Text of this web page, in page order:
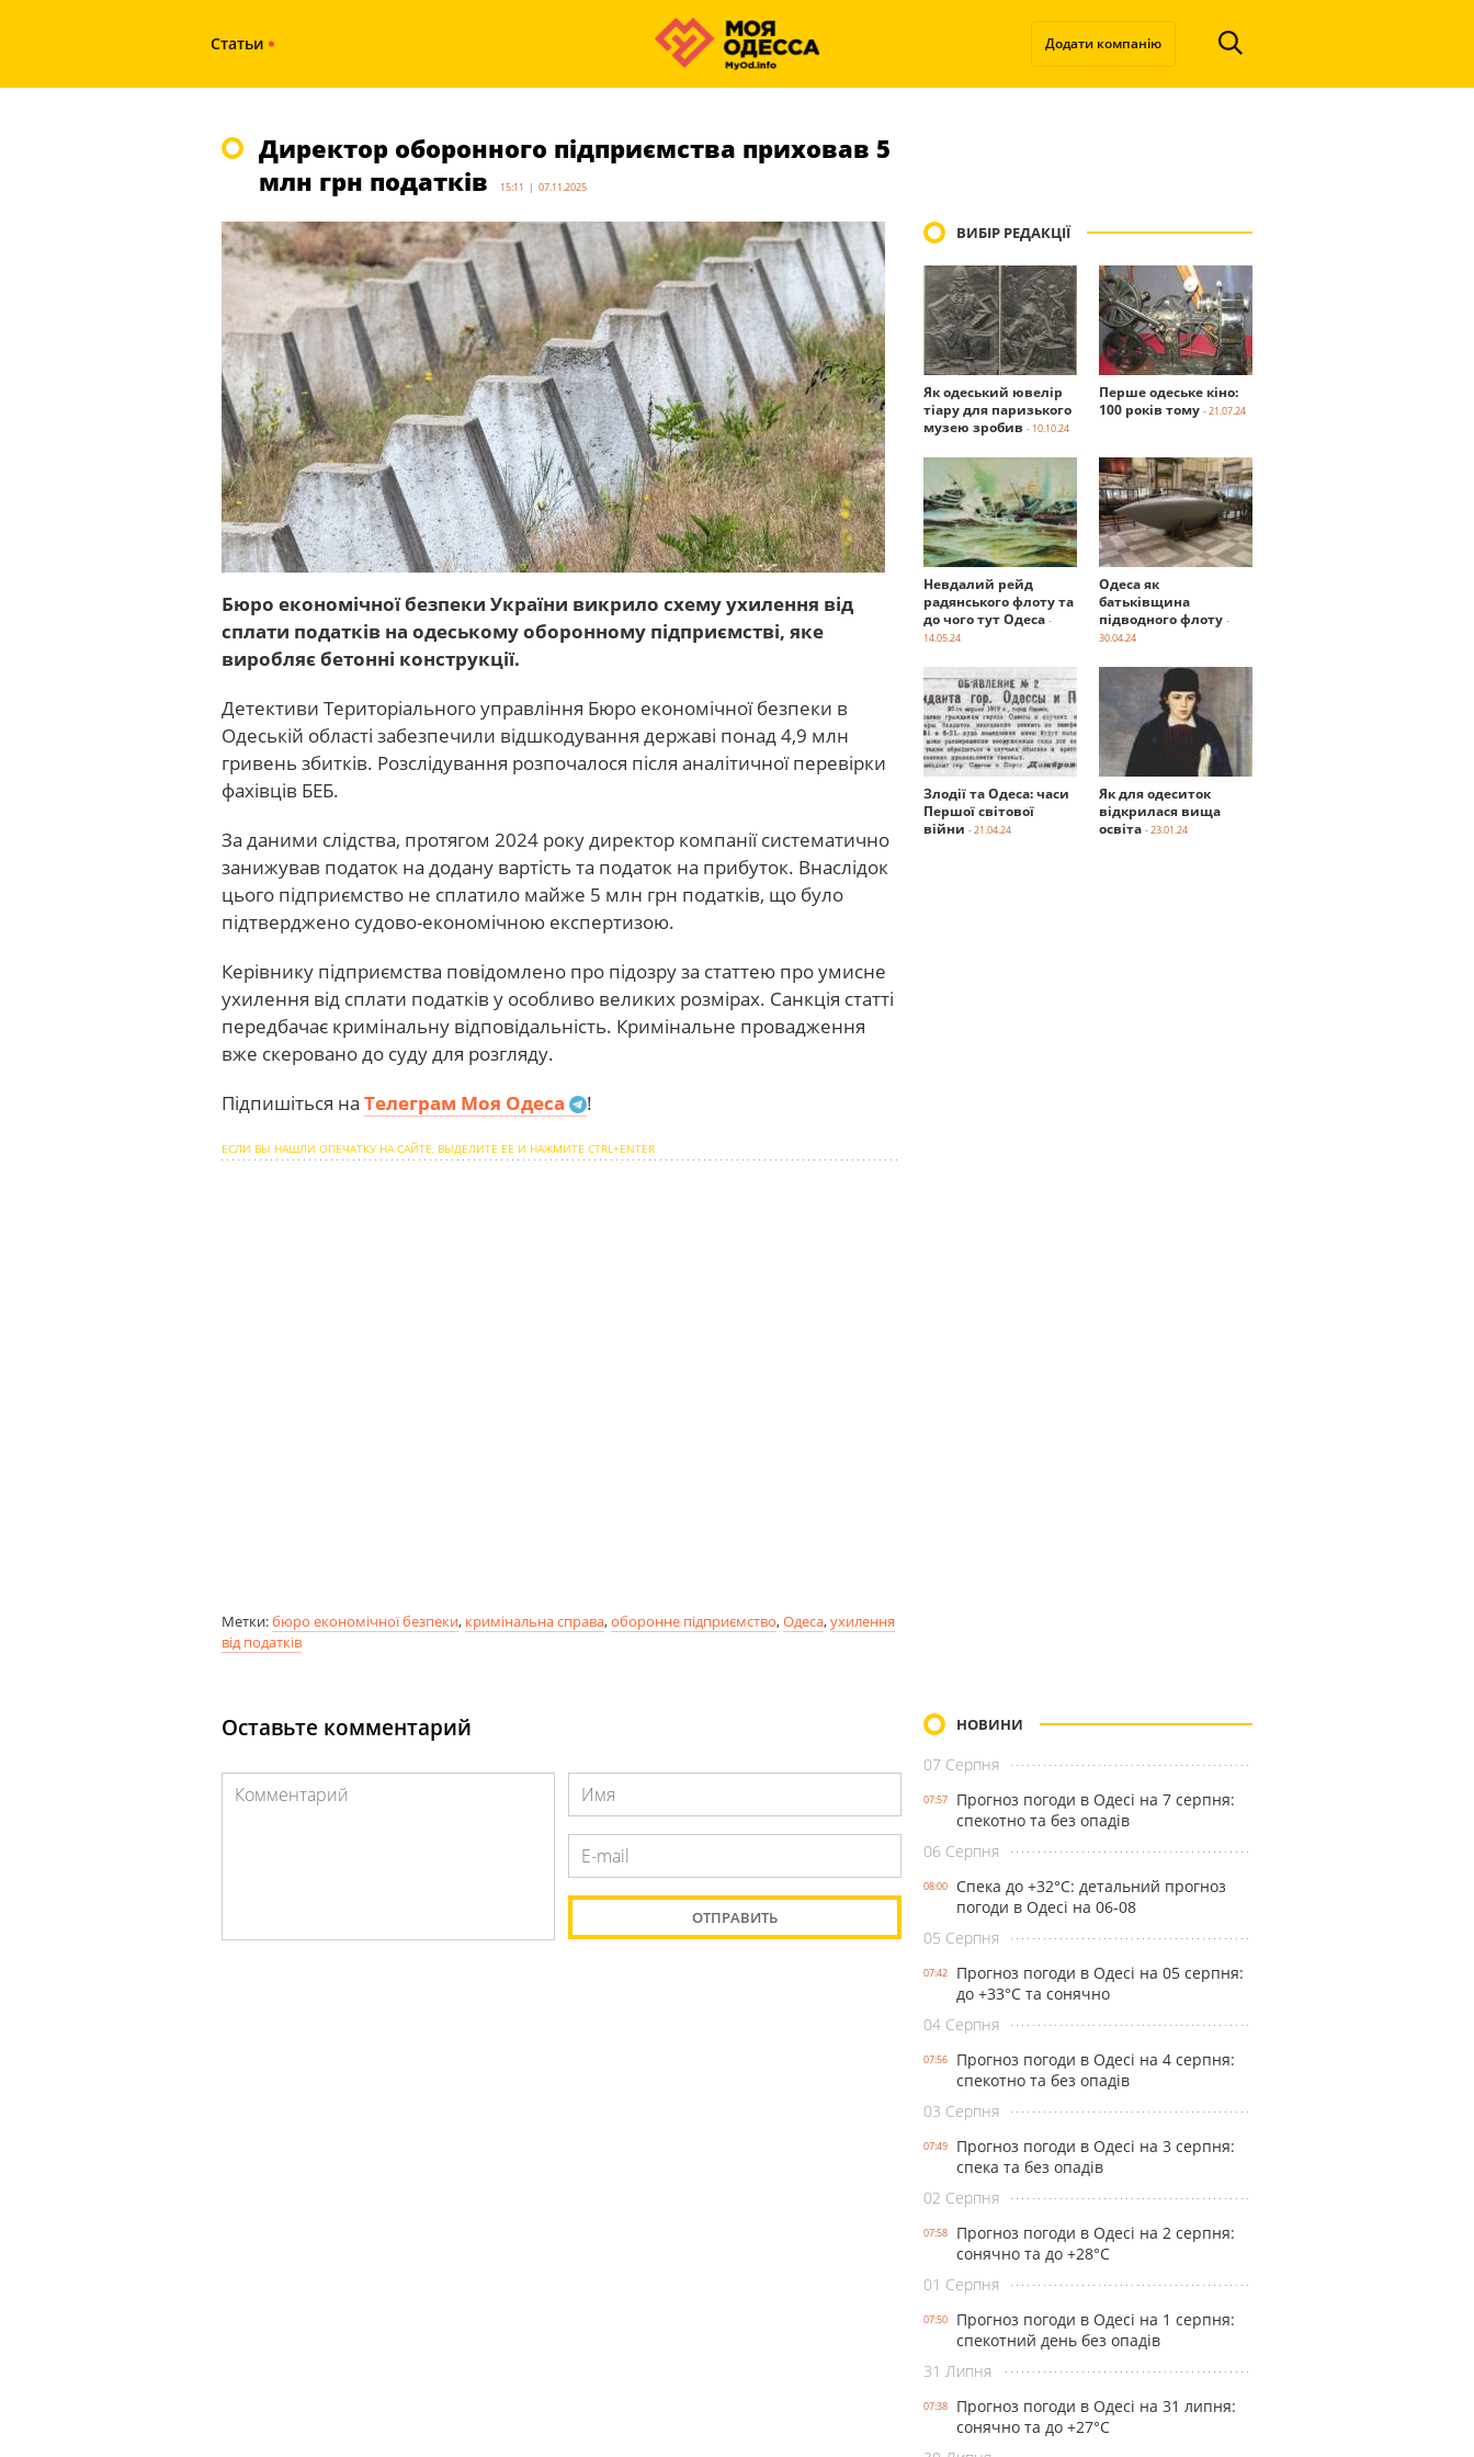
Статьи Додати компанію
Директор оборонного підприємства приховав 5
млн грн податків
15:11 | 07.11.2025
Бюро економічної безпеки України викрило схему ухилення від
сплати податків на одеському оборонному підприємстві, яке
виробляє бетонні конструкції.
Детективи Територіального управління Бюро економічної безпеки в
Одеській області забезпечили відшкодування державі понад 4,9 млн
гривень збитків. Розслідування розпочалося після аналітичної перевірки
фахівців БЕБ.
За даними слідства, протягом 2024 року директор компанії систематично
занижував податок на додану вартість та податок на прибуток. Внаслідок
цього підприємство не сплатило майже 5 млн грн податків, що було
підтверджено судово-економічною експертизою.
Керівнику підприємства повідомлено про підозру за статтею про умисне
ухилення від сплати податків у особливо великих розмірах. Санкція статті
передбачає кримінальну відповідальність. Кримінальне провадження
вже скеровано до суду для розгляду.
Підпишіться на Телеграм Моя Одеса !
ЕСЛИ ВЫ НАШЛИ ОПЕЧАТКУ НА САЙТЕ, ВЫДЕЛИТЕ ЕЕ И НАЖМИТЕ CTRL+ENTER
Метки:бюро економічної безпеки, кримінальна справа,оборонне підприємство,Одеса,ухилення
від податків
ВИБІР РЕДАКЦІЇ
Як одеський ювелір
тіару для паризького
музею зробив - 10.10.24
Перше одеське кіно:
100 років тому - 21.07.24
Невдалий рейд
радянського флоту та
до чого тут Одеса -
14.05.24
Одеса як
батьківщина
підводного флоту -
30.04.24
Злодії та Одеса: часи
Першої світової
війни - 21.04.24
Як для одеситок
відкрилася вища
освіта - 23.01.24
Оставьте комментарий НОВИНИ
07 Серпня
07:57
Прогноз погоди в Одесі на 7 серпня:
спекотно та без опадів
06 Серпня
08:00
Спека до +32°С: детальний прогноз
погоди в Одесі на 06-08
05 Серпня
07:42
Прогноз погоди в Одесі на 05 серпня:
до +33°С та сонячно
04 Серпня
07:56
Прогноз погоди в Одесі на 4 серпня:
спекотно та без опадів
03 Серпня
07:49
Прогноз погоди в Одесі на 3 серпня:
спека та без опадів
02 Серпня
07:58
Прогноз погоди в Одесі на 2 серпня:
сонячно та до +28°С
01 Серпня
07:50
Прогноз погоди в Одесі на 1 серпня:
спекотний день без опадів
31 Липня
07:38
Прогноз погоди в Одесі на 31 липня:
сонячно та до +27°С